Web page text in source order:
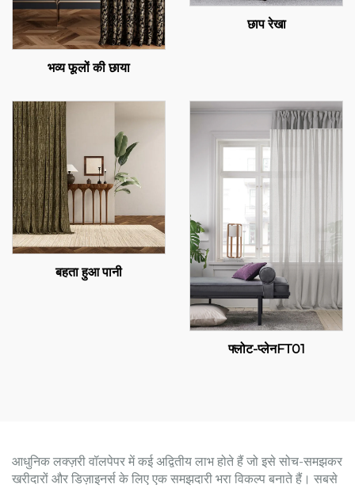
भव्य फूलों की छाया
छाप रेखा
बहता हुआ पानी
फ्लोट-प्लेनFT01
आधुनिक लक्ज़री वॉलपेपर में कई अद्वितीय लाभ होते हैं जो इसे सोच-समझकर
खरीदारों और डिज़ाइनर्स के लिए एक समझदारी भरा विकल्प बनाते हैं। सबसे